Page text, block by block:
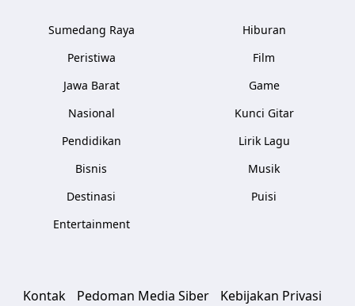
Sumedang Raya
Peristiwa
Jawa Barat
Nasional
Pendidikan
Bisnis
Destinasi
Entertainment
Hiburan
Film
Game
Kunci Gitar
Lirik Lagu
Musik
Puisi
Kontak Pedoman Media Siber Kebijakan Privasi